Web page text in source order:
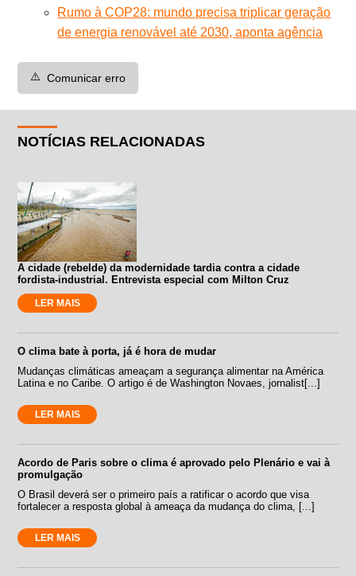
Rumo à COP28: mundo precisa triplicar geração
de energia renovável até 2030, aponta agência
⚠️ Comunicar erro
NOTÍCIAS RELACIONADAS
A cidade (rebelde) da modernidade tardia contra a cidade
fordista-industrial. Entrevista especial com Milton Cruz
LER MAIS
O clima bate à porta, já é hora de mudar
Mudanças climáticas ameaçam a segurança alimentar na América
Latina e no Caribe. O artigo é de Washington Novaes, jornalist[...]
LER MAIS
Acordo de Paris sobre o clima é aprovado pelo Plenário e vai à
promulgação
O Brasil deverá ser o primeiro país a ratificar o acordo que visa
fortalecer a resposta global à ameaça da mudança do clima, [...]
LER MAIS